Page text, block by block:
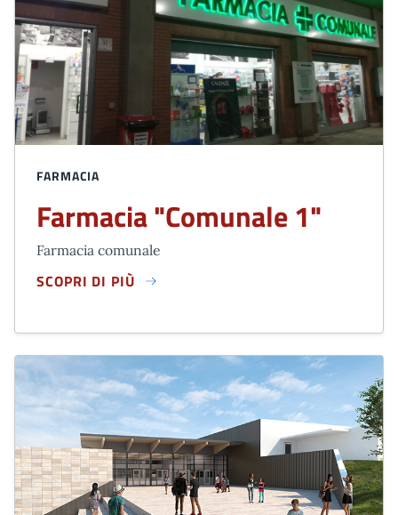
FARMACIA
Farmacia "Comunale 1"
Farmacia comunale
SCOPRI DI PIÙ
FARMACIA "COMUNALE 1"